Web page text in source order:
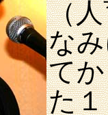
（
な
て
た